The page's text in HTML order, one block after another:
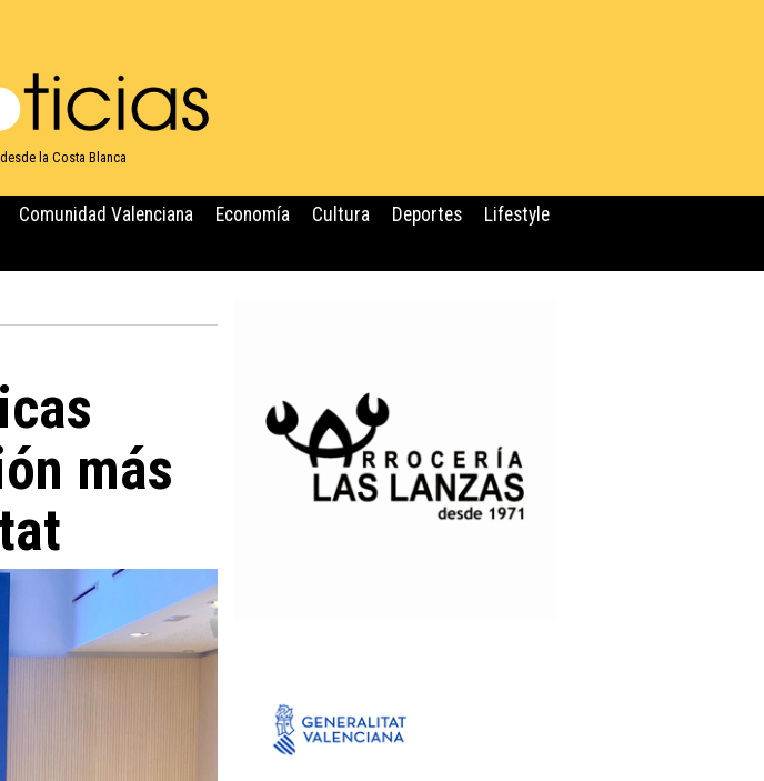
la Costa Blanca
Comunidad Valenciana Economía Cultura Deportes
Lifestyle
más